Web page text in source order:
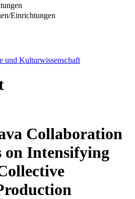
Einrichtungen
und Kulturwissenschaft
Collaboration
on Intensifying